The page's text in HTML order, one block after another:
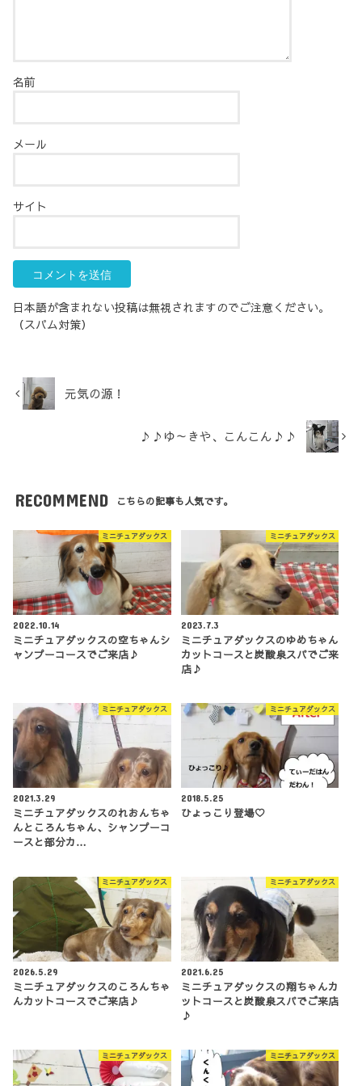
名前
メール
サイト
日本語が含まれない投稿は無視されますのでご注意ください。
（スパム対策）
元気の源！
♪♪ゆ～きや、こんこん♪♪
RECOMMEND こちらの記事も人気です。
ミニチュアダックス
2022.10.14
ミニチュアダックスの空ちゃんシ
ャンプーコースでご来店♪
ミニチュアダックス
2023.7.3
ミニチュアダックスのゆめちゃん
カットコースと炭酸泉スパでご来
店♪
ミニチュアダックス
2021.3.29
ミニチュアダックスのれおんちゃ
んところんちゃん、シャンプーコ
ースと部分カ…
ミニチュアダックス
2018.5.25
ひょっこり登場♡
ミニチュアダックス
2026.5.29
ミニチュアダックスのころんちゃ
んカットコースでご来店♪
ミニチュアダックス
2021.6.25
ミニチュアダックスの翔ちゃんカ
ットコースと炭酸泉スパでご来店
♪
ミニチュアダックス ミニチュアダックス